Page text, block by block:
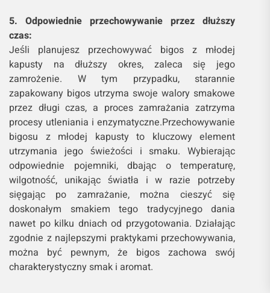
5. Odpowiednie przechowywanie przez dłuższy
czas:
Jeśli planujesz przechowywać bigos z młodej
kapusty na dłuższy okres, zaleca się jego
zamrożenie. W tym przypadku, starannie
zapakowany bigos utrzyma swoje walory smakowe
przez długi czas, a proces zamrażania zatrzyma
procesy utleniania i enzymatyczne.Przechowywanie
bigosu z młodej kapusty to kluczowy element
utrzymania jego świeżości i smaku. Wybierając
odpowiednie pojemniki, dbając o temperaturę,
wilgotność, unikając światła i w razie potrzeby
sięgając po zamrażanie, można cieszyć się
doskonałym smakiem tego tradycyjnego dania
nawet po kilku dniach od przygotowania. Działając
zgodnie z najlepszymi praktykami przechowywania,
można być pewnym, że bigos zachowa swój
charakterystyczny smak i aromat.